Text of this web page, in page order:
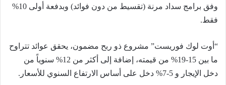
وفق برامج سداد مرنة (تقسيط من دون فوائد) وبدفعة أولى 10%
فقط.
“أوت لوك فوريست” مشروع ذو ربح مضمون، يحقق عوائد تتراوح
ما بين 15-19% من قيمته، إضافة إلى أكثر من 12% سنوياً من
دخل الإيجار و 5-7% دخل على أساس الارتفاع السنوي للأسعار.